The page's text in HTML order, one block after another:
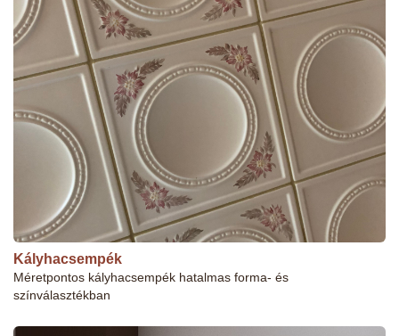
Kályhacsempék
Méretpontos kályhacsempék hatalmas forma- és
színválasztékban